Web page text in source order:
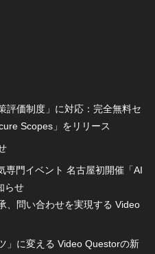
評価制度」に対応：完全無料セ
Scopes」をリリース
専門イベント 名古屋初開催「AI
らせ
、問い合わせを実現する Video
」に変える Video Questorの新